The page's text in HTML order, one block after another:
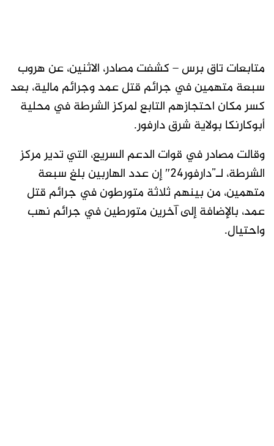
متابعات تاق برس – كشفت مصادر، الاثنين، عن هروب
سبعة متهمين في جرائم قتل عمد وجرائم مالية، بعد
كسر مكان احتجازهم التابع لمركز الشرطة في محلية
أبوكارنكا بولاية شرق دارفور.
وقالت مصادر في قوات الدعم السريع، التي تدير مركز
الشرطة، لـ”دارفور24″ إن عدد الهاربين بلغ سبعة
متهمين، من بينهم ثلاثة متورطون في جرائم قتل
عمد، بالإضافة إلى آخرين متورطين في جرائم نهب
واحتيال.